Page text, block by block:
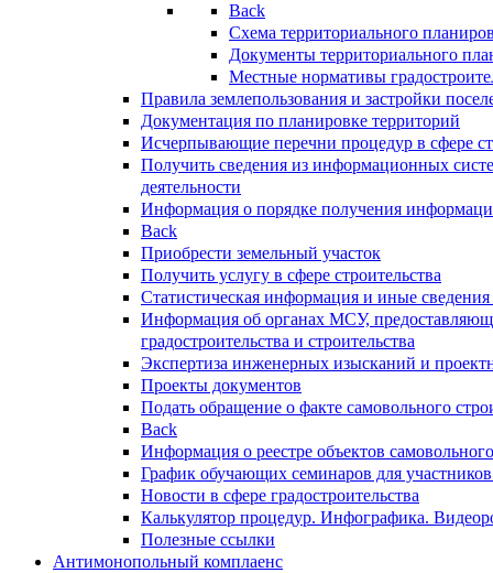
Back
Схема территориального
Документы территориального
Местные нормативы
Правила землепользования и застройки
Документация по планировке территорий
Исчерпывающие перечни процедур в сфере
Получить сведения из информационных
деятельности
Информация о порядке получения
Back
Приобрести земельный участок
Получить услугу в сфере строительства
Статистическая информация и иные сведения
Информация об органах МСУ,
градостроительства и строительства
Экспертиза инженерных изысканий и
Проекты документов
Подать обращение о факте самовольного
Back
Информация о реестре объектов
График обучающих семинаров для участников
Новости в сфере градостроительства
Калькулятор процедур. Инфографика.
Полезные ссылки
Антимонопольный комплаенс